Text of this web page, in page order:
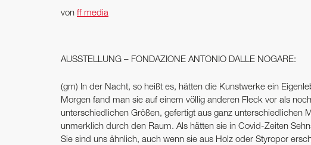
von ff media
AUSSTELLUNG – FONDAZIONE ANTONIO DALLE NOGARE:
(gm) In der Nacht, so heißt es, hätten die Kunstwerke ein
Morgen fand man sie auf einem völlig anderen Fleck vor als
unterschiedlichen Größen, gefertigt aus ganz unterschiedlichen
unmerklich durch den Raum. Als hätten sie in Covid-Zeiten
Sie sind uns ähnlich, auch wenn sie aus Holz oder Styropor